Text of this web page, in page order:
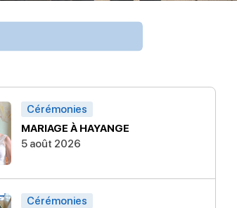
Cérémonies
MARIAGE À HAYANGE
5 août 2026
Cérémonies